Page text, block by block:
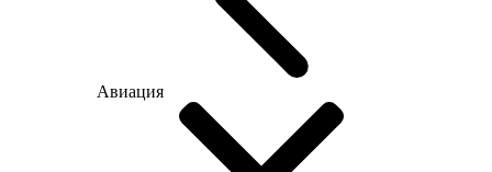
Авиация